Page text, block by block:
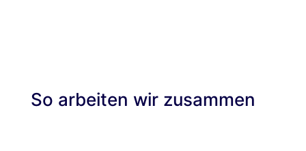
So arbeiten wir zusammen